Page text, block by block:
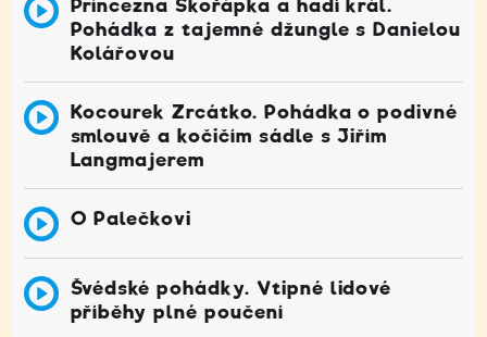
Princezna Skořápka a hadí král.
Pohádka z tajemné džungle s Danielou
Kolářovou
Kocourek Zrcátko. Pohádka o podivné
smlouvě a kočičím sádle s Jiřím
Langmajerem
O Palečkovi
Švédské pohádky. Vtipné lidové
příběhy plné poučení